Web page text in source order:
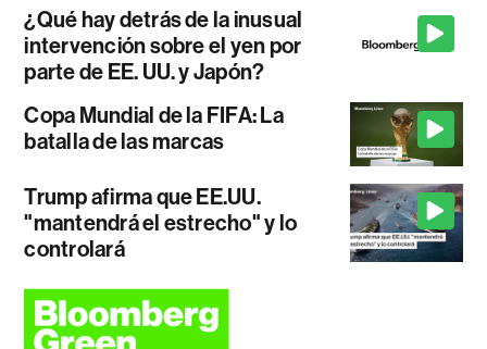
¿Qué hay detrás de la inusual
intervención sobre el yen por
parte de EE. UU. y Japón?
Copa Mundial de la FIFA: La
batalla de las marcas
Trump afirma que EE.UU.
"mantendrá el estrecho" y lo
controlará